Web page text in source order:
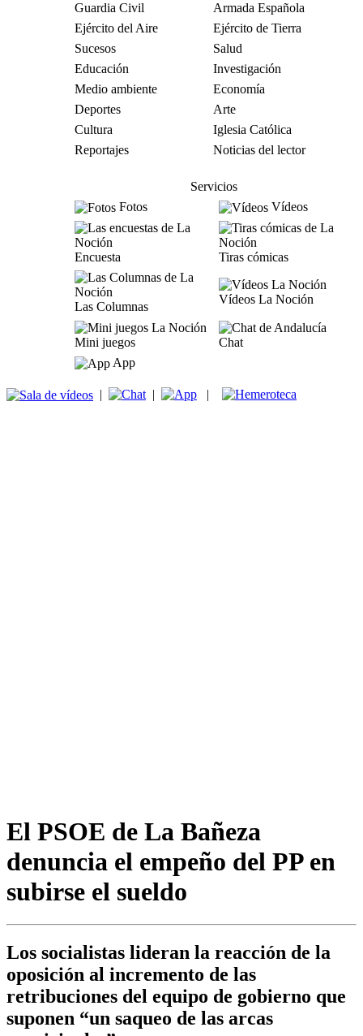
Guardia Civil
Armada Española
Ejército del Aire
Ejército de Tierra
Sucesos
Salud
Educación
Investigación
Medio ambiente
Economía
Deportes
Arte
Cultura
Iglesia Católica
Reportajes
Noticias del lector
Servicios
Fotos
Vídeos
Encuesta Tiras cómicas
Las Columnas
Vídeos La Noción
Mini juegos
Chat
App
| | |
El PSOE de La Bañeza
denuncia el empeño del PP en
subirse el sueldo
Los socialistas lideran la reacción de la
oposición al incremento de las
retribuciones del equipo de gobierno que
suponen “un saqueo de las arcas